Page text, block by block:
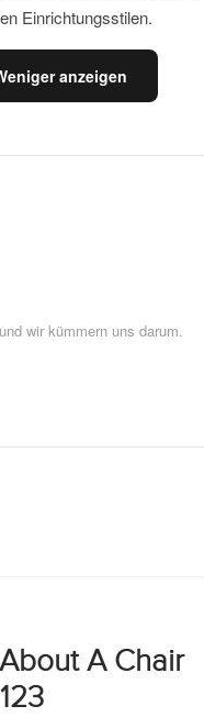
Einrichtungsstilen.
anzeigen
wir kümmern uns darum.
A Chair